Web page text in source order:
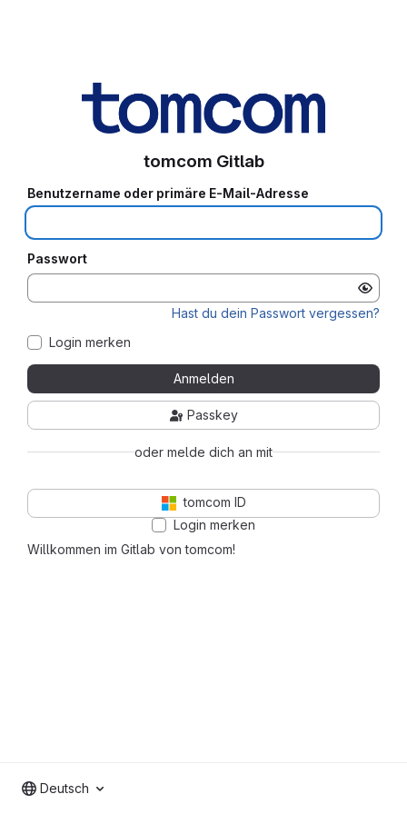
Willkommen im Gitlab von tomcom!
tomcom Gitlab
Benutzername oder primäre E-Mail-Adresse
Passwort
Hast du dein Passwort vergessen?
Login merken
Anmelden
Passkey
oder melde dich an mit
tomcom ID
Login merken
Deutsch